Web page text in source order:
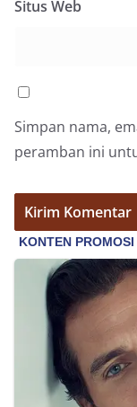
Situs Web
Simpan nama,
peramban ini